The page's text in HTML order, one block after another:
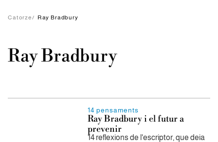
Catorze/ Ray Bradbury
Ray Bradbury
14 pensaments
Ray Bradbury i el futur a
prevenir
14 reflexions de l'escriptor, que deia